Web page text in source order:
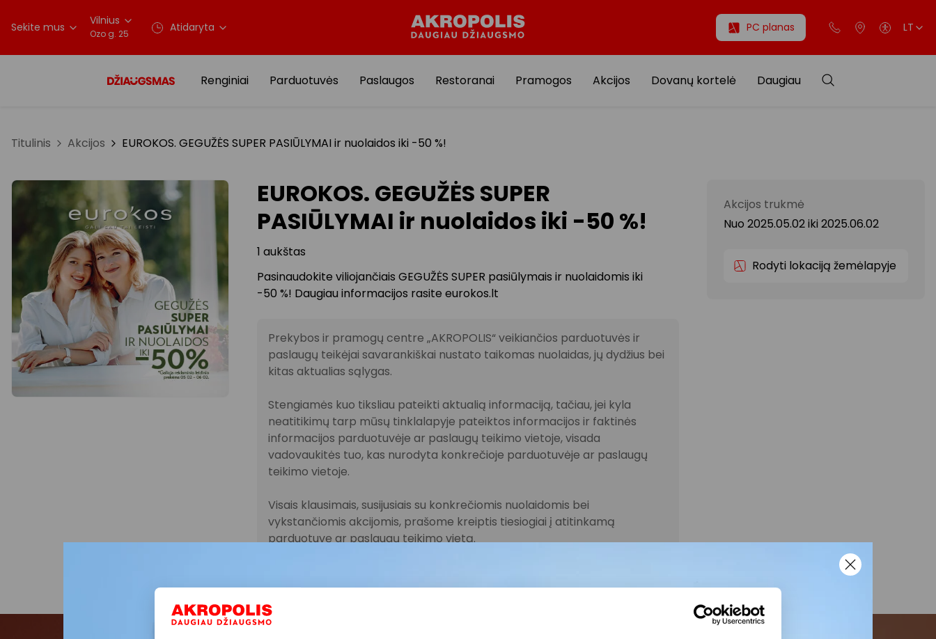
Sekite mus Vilnius
Ozo g. 25 Atidaryta PC planas LT
Renginiai Parduotuvės Paslaugos Restoranai Pramogos Akcijos Dovanų kortelė Daugiau
Titulinis Akcijos EUROKOS. GEGUŽĖS SUPER PASIŪLYMAI ir nuolaidos iki -50 %!
EUROKOS. GEGUŽĖS SUPER
PASIŪLYMAI ir nuolaidos iki -50 %!
1 aukštas
Pasinaudokite viliojančiais GEGUŽĖS SUPER pasiūlymais ir nuolaidomis iki
-50 %! Daugiau informacijos rasite eurokos.lt
Prekybos ir pramogų centre „AKROPOLIS“ veikiančios parduotuvės ir
paslaugų teikėjai savarankiškai nustato taikomas nuolaidas, jų dydžius bei
kitas aktualias sąlygas.
Stengiamės kuo tiksliau pateikti aktualią informaciją, tačiau, jei kyla
neatitikimų tarp mūsų tinklalapyje pateiktos informacijos ir faktinės
informacijos parduotuvėje ar paslaugų teikimo vietoje, visada
vadovaukitės tuo, kas nurodyta konkrečioje parduotuvėje ar paslaugų
teikimo vietoje.
Visais klausimais, susijusiais su konkrečiomis nuolaidomis bei
vykstančiomis akcijomis, prašome kreiptis tiesiogiai į atitinkamą
parduotuvę ar paslaugų teikimo vietą.
Akcijos trukmė
Nuo 2025.05.02iki 2025.06.02
Rodyti lokaciją žemėlapyje